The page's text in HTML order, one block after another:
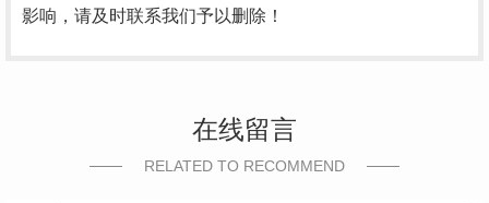
影响，请及时联系我们予以删除！
在线留言
RELATED TO RECOMMEND